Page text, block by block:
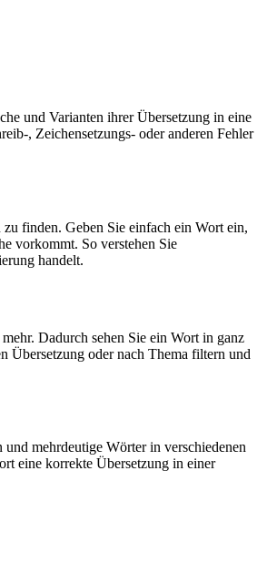
und Varianten ihrer Übersetzung in eine
, Zeichensetzungs- oder anderen Fehler
finden. Geben Sie einfach ein Wort ein,
vorkommt. So verstehen Sie
handelt.
Dadurch sehen Sie ein Wort in ganz
Übersetzung oder nach Thema filtern und
mehrdeutige Wörter in verschiedenen
eine korrekte Übersetzung in einer